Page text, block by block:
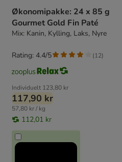
Økonomipakke: 24 x 85 g
Gourmet Gold Fin Paté
Mix: Kanin, Kylling, Laks, Nyre
Individuelt 123,80 kr
117,90 kr
57,80 kr / kg
112,01 kr
Rating: 4.4/5 (12)